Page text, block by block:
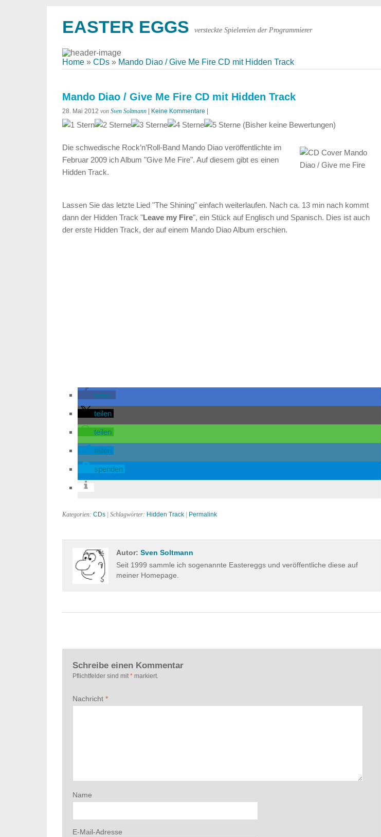
EASTER EGGS versteckte Spielereien der Programmierer
Home » CDs » Mando Diao / Give Me Fire CD mit Hidden Track
Mando Diao / Give Me Fire CD mit Hidden Track
28. Mai 2012 von Sven Soltmann Keine Kommentare
(Bisher keine Bewertungen)
Die schwedische Rock’n’Roll-Band Mando Diao veröffentlichte im
Februar 2009 ich Album "Give Me Fire". Auf diesem gibt es einen
Hidden Track.
Lassen Sie das letzte Lied "The Shining" einfach weiterlaufen. Nach ca. 13 min nach kommt
dann der Hidden Track "Leave my Fire", ein Stück auf Englisch und Spanisch. Dies ist auch
der erste Hidden Track, der auf einem Mando Diao Album erschien.
teilen
teilen
teilen
teilen
spenden
Kategorien: CDs | Schlagwörter: Hidden Track Permalink
Autor: Sven Soltmann
Seit 1999 sammle ich sogenannte Eastereggs und veröffentliche diese auf
meiner Homepage.
Schreibe einen Kommentar
Pflichtfelder sind mit * markiert.
Nachricht *
Name
E-Mail-Adresse